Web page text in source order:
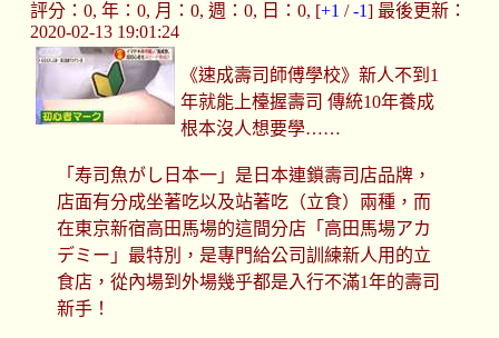
評分：0, 年：0, 月：0, 週：0, 日：0, [+1 /-1] 最後更新：
2020-02-13 19:01:24
《速成壽司師傅學校》新人不到1
年就能上檯握壽司 傳統10年養成
根本沒人想要學……
「寿司魚がし日本一」是日本連鎖壽司店品牌，
店面有分成坐著吃以及站著吃（立食）兩種，而
在東京新宿高田馬場的這間分店「高田馬場アカ
デミー」最特別，是專門給公司訓練新人用的立
食店，從內場到外場幾乎都是入行不滿1年的壽司
新手！